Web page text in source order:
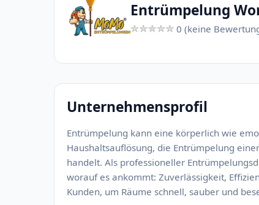
Entrümpelung
0 (keine
Unternehmensprofil
Entrümpelung kann eine körperlich wie
Haushaltsauflösung, die Entrümpelung
handelt. Als professioneller
worauf es ankommt: Zuverlässigkeit,
Kunden, um Räume schnell, sauber und